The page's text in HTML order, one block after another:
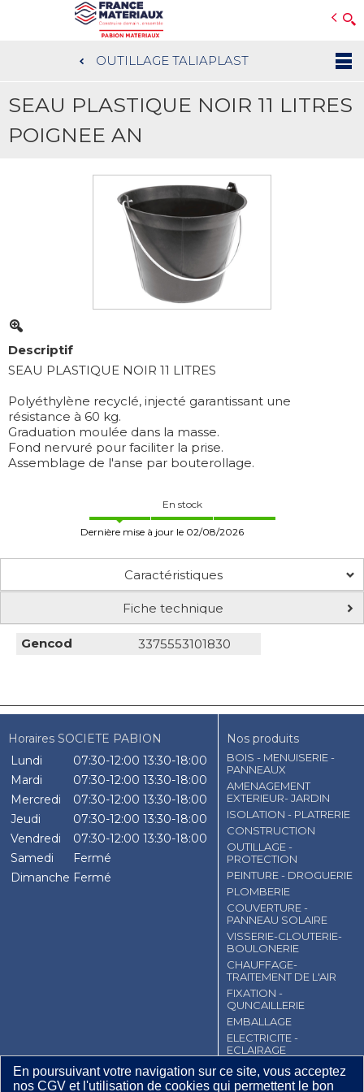
En poursuivant votre navigation sur ce site, vous acceptez
nos CGV et l'utilisation de cookies qui permettent le bon
au
contenu
OUTILLAGE TALIAPLAST
SEAU PLASTIQUE NOIR 11 LITRES
POIGNEE AN
Descriptif
SEAU PLASTIQUE NOIR 11 LITRES
Polyéthylène recyclé, injecté garantissant une
résistance à 60 kg.
Graduation moulée dans la masse.
Fond nervuré pour faciliter la prise.
Assemblage de l'anse par bouterollage.
En stock
Dernière mise à jour le 02/08/2026
Caractéristiques
Fiche technique
Gencod 3375553101830
Horaires SOCIETE PABION
Lundi
07:30-12:00 13:30-18:00
Mardi
07:30-12:00 13:30-18:00
Mercredi
07:30-12:00 13:30-18:00
Jeudi
07:30-12:00 13:30-18:00
Vendredi
07:30-12:00 13:30-18:00
Samedi
Fermé
Dimanche Fermé
Nos produits
BOIS - MENUISERIE -
PANNEAUX
AMENAGEMENT
EXTERIEUR- JARDIN
ISOLATION - PLATRERIE
CONSTRUCTION
OUTILLAGE -
PROTECTION
PEINTURE - DROGUERIE
PLOMBERIE
COUVERTURE -
PANNEAU SOLAIRE
VISSERIE-CLOUTERIE-
BOULONERIE
CHAUFFAGE-
TRAITEMENT DE L'AIR
FIXATION -
QUNCAILLERIE
EMBALLAGE
ELECTRICITE -
ECLAIRAGE
CGV Contact
Mentions légales